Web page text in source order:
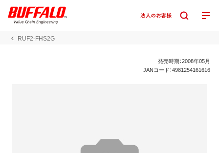
RUF2-FHS2G
発売時期：2008年05月
JANコード：4981254161616